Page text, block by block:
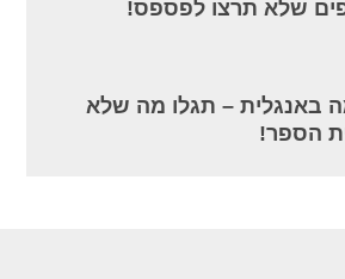
שלא תרצו לפספס!
באנגלית – תגלו מה שלא
הספר!